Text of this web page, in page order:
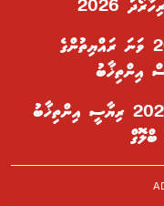
2026
20 ވަނަ ރައްޔިތުންގެ
އިންތިޚާބު
2023 ރިޔާސީ އިންތިޚާބު
ބްލޮގް